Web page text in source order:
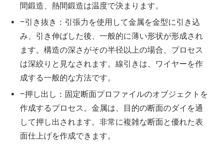
間鍛造、熱間鍛造は温度で決まります。
–引き抜き：引張力を使用して金属を金型に引き込
み、引き伸ばした後、一般的に薄い形状が形成され
ます。構造の深さがその半径以上の場合、プロセス
は深絞りと見なされます。線引きは、ワイヤーを作
成する一般的な方法です。
–押し出し：固定断面プロファイルのオブジェクトを
作成するプロセス。金属は、目的の断面のダイを通
して押し出されます。非常に複雑な断面と優れた表
面仕上げを作成できます。